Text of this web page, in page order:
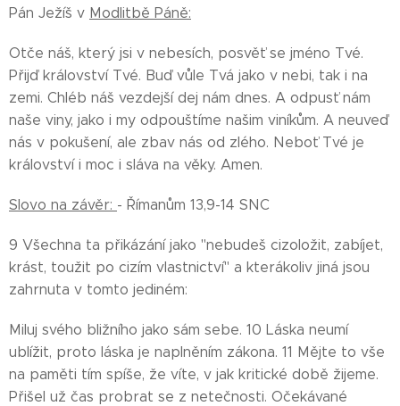
Pán Ježíš v Modlitbě Páně:
Otče náš, který jsi v nebesích, posvěť se jméno Tvé.
Přijď království Tvé. Buď vůle Tvá jako v nebi, tak i na
zemi. Chléb náš vezdejší dej nám dnes. A odpusť nám
naše viny, jako i my odpouštíme našim viníkům. A neuveď
nás v pokušení, ale zbav nás od zlého. Neboť Tvé je
království i moc i sláva na věky. Amen.
Slovo na závěr: - Římanům 13,9-14 SNC
9 Všechna ta přikázání jako "nebudeš cizoložit, zabíjet,
krást, toužit po cizím vlastnictví" a kterákoliv jiná jsou
zahrnuta v tomto jediném:
Miluj svého bližního jako sám sebe. 10 Láska neumí
ublížit, proto láska je naplněním zákona. 11 Mějte to vše
na paměti tím spíše, že víte, v jak kritické době žijeme.
Přišel už čas probrat se z netečnosti. Očekávané